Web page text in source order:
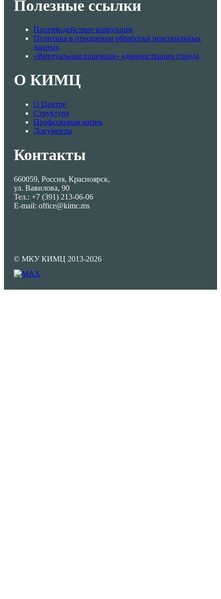
Полезные ссылки
Противодействие коррупции
Политика в отношении обработки персональных
данных
«Виртуальная приемная» администрации города
О КИМЦ
О Центре
Структура
Профсоюзная жизнь
Документы
Контакты
660059, Россия, Красноярск,
ул. Вавилова, 90
Тел.: +7 (391) 213-06-06
E-mail: office@kimc.ms
© МКУ КИМЦ 2013-2026